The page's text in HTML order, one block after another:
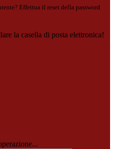
Effettua il reset della password
la casella di posta elettronica!